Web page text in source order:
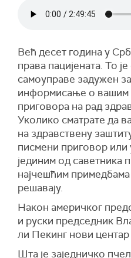
Већ десет година у
права пацијената. То
самоуправе задужен
информисање о вашим
приговора на рад
Уколико сматрате да
на здравствену
писмени приговор или
јединим од саветника
најчешћим
решавају.
Након америчког
и руски председник
ли Пекинг нови
Шта је заједничко